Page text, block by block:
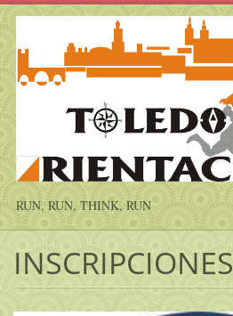
RUN, RUN, THINK, RUN